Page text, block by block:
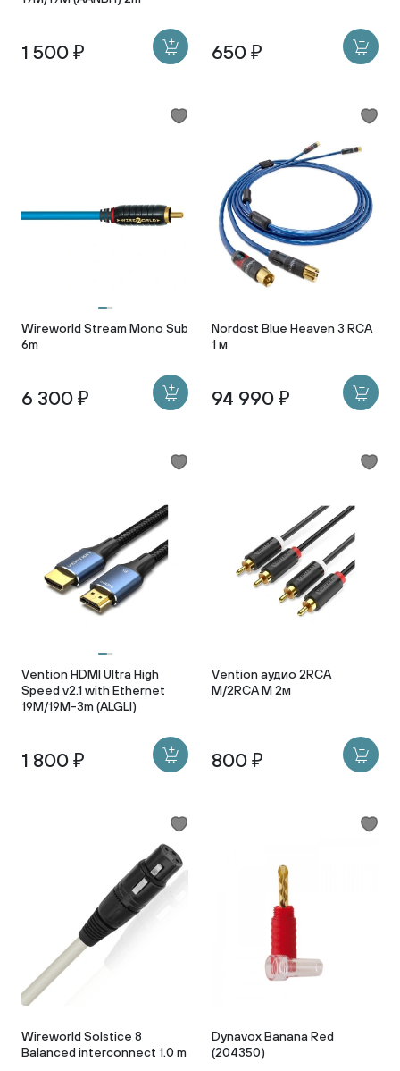
1 500 ₽ 650 ₽
Wireworld Stream Mono Sub
6m
6 300 ₽
Nordost Blue Heaven 3 RCA
1 м
94 990 ₽
Vention HDMI Ultra High
Speed v2.1 with Ethernet
19M/19M-3m (ALGLI)
1 800 ₽
Vention аудио 2RCA
M/2RCA M 2м
800 ₽
Wireworld Solstice 8
Balanced interconnect 1.0 m
Dynavox Banana Red
(204350)